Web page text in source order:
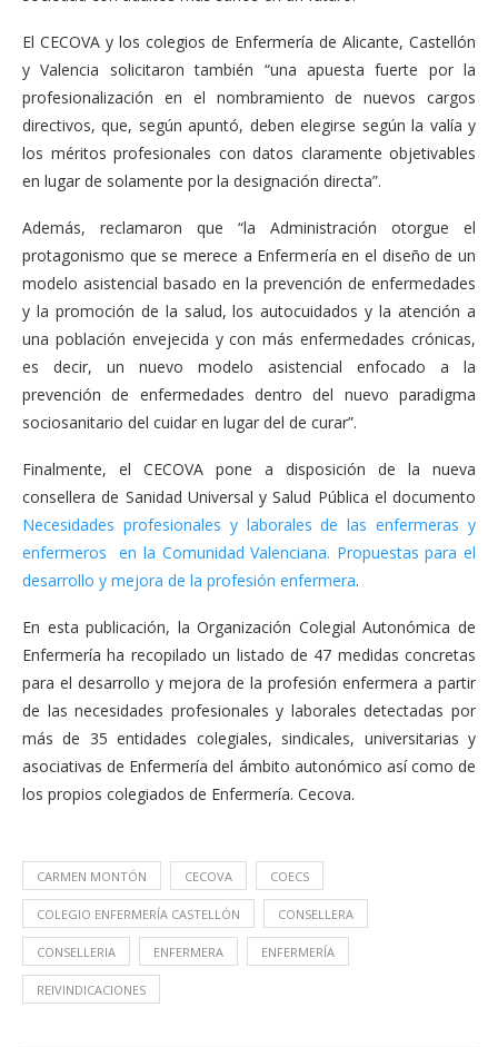
El CECOVA y los colegios de Enfermería de Alicante, Castellón
y Valencia solicitaron también “una apuesta fuerte por la
profesionalización en el nombramiento de nuevos cargos
directivos, que, según apuntó, deben elegirse según la valía y
los méritos profesionales con datos claramente objetivables
en lugar de solamente por la designación directa”.
Además, reclamaron que “la Administración otorgue el
protagonismo que se merece a Enfermería en el diseño de un
modelo asistencial basado en la prevención de enfermedades
y la promoción de la salud, los autocuidados y la atención a
una población envejecida y con más enfermedades crónicas,
es decir, un nuevo modelo asistencial enfocado a la
prevención de enfermedades dentro del nuevo paradigma
sociosanitario del cuidar en lugar del de curar”.
Finalmente, el CECOVA pone a disposición de la nueva
consellera de Sanidad Universal y Salud Pública el documento
Necesidades profesionales y laborales de las enfermeras y
enfermeros en la Comunidad Valenciana. Propuestas para el
desarrollo y mejora de la profesión enfermera.
En esta publicación, la Organización Colegial Autonómica de
Enfermería ha recopilado un listado de 47 medidas concretas
para el desarrollo y mejora de la profesión enfermera a partir
de las necesidades profesionales y laborales detectadas por
más de 35 entidades colegiales, sindicales, universitarias y
asociativas de Enfermería del ámbito autonómico así como de
los propios colegiados de Enfermería. Cecova.
CARMEN MONTÓN CECOVA COECS
COLEGIO ENFERMERÍA CASTELLÓN CONSELLERA
CONSELLERIA ENFERMERA ENFERMERÍA
REIVINDICACIONES